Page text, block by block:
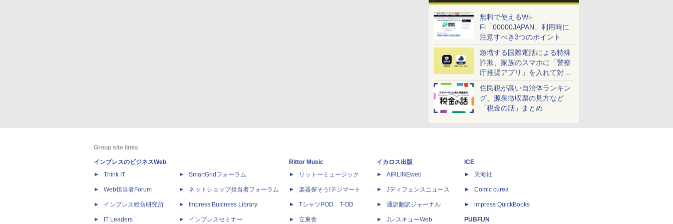
無料で使えるWi-
Fi「00000JAPAN」利用時に
注意すべき3つのポイント
急増する国際電話による特殊
詐欺、家族のスマホに「警察
庁推奨アプリ」を入れて対策
しよう！
住民税が高い自治体ランキン
グ、源泉徴収票の見方など
「税金の話」まとめ
Group site links
インプレスのビジネスWeb
Think IT
Web担当者Forum
インプレス総合研究所
IT Leaders
SmartGridフォーラム
ネットショップ担当者フォーラム
Impress Business Library
インプレスセミナー
Rittor Music
リットーミュージック
楽器探そう!デジマート
TシャツPOD T-OD
立東舎
イカロス出版
AIRLINEweb
Jディフェンスニュース
通訳翻訳ジャーナル
JレスキューWeb
ICE
天海社
Comic curea
impress QuickBooks
PUBFUN